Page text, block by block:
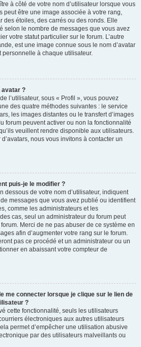
à côté de votre nom d’utilisateur lorsque vous
peut être une image associée à votre rang,
des étoiles, des carrés ou des ronds. Elle
selon le nombre de messages que vous avez
votre statut particulier sur le forum. L’autre
est une image connue sous le nom d’avatar
à chaque utilisateur.
avatar ?
l’utilisateur, sous « Profil », vous pouvez
des quatre méthodes suivantes : le service
les images distantes ou le transfert d’images
forum peuvent activer ou non la fonctionnalité
veuillent rendre disponible aux utilisateurs.
nous vous invitons à contacter un
puis-je le modifier ?
dessous de votre nom d’utilisateur, indiquent
messages que vous avez publié ou identifient
comme les administrateurs et les
cas, seul un administrateur du forum peut
Merci de ne pas abuser de ce système en
afin d’augmenter votre rang sur le forum.
pas ce procédé et un administrateur ou un
en abaissant votre compteur de
me connecter lorsque je clique sur le lien de
?
cette fonctionnalité, seuls les utilisateurs
électroniques aux autres utilisateurs
permet d’empêcher une utilisation abusive
par des utilisateurs malveillants ou